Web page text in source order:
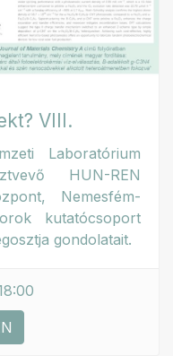
VIII.
Laboratórium
HUN-REN
Nemesfém-
kutatócsoport
gondolatait.